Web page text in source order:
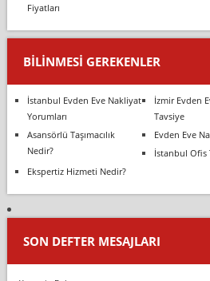
Fiyatları
BILINMESI GEREKENLER
İstanbul Evden Eve Nakliyat
Yorumları
İzmir Evden
Tavsiye
Asansörlü Taşımacılık
Nedir?
Evden Eve
İstanbul Ofis
Ekspertiz Hizmeti Nedir?
SON DEFTER MESAJLARI